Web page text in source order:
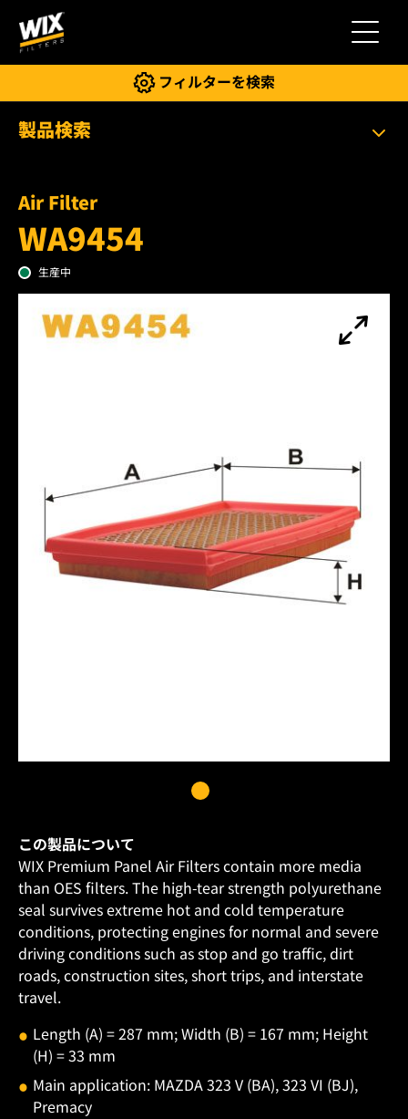
切り替え
フィルターを検索
製品検索
Air Filter
WA9454
生産中
この製品について
WIX Premium Panel Air Filters contain more media
than OES filters. The high-tear strength polyurethane
seal survives extreme hot and cold temperature
conditions, protecting engines for normal and severe
driving conditions such as stop and go traffic, dirt
roads, construction sites, short trips, and interstate
travel.
Length (A) = 287 mm; Width (B) = 167 mm; Height
(H) = 33 mm
Main application: MAZDA 323 V (BA), 323 VI (BJ),
Premacy